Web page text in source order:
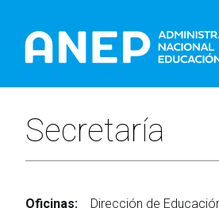
Secretaría
Oficinas:
Dirección de